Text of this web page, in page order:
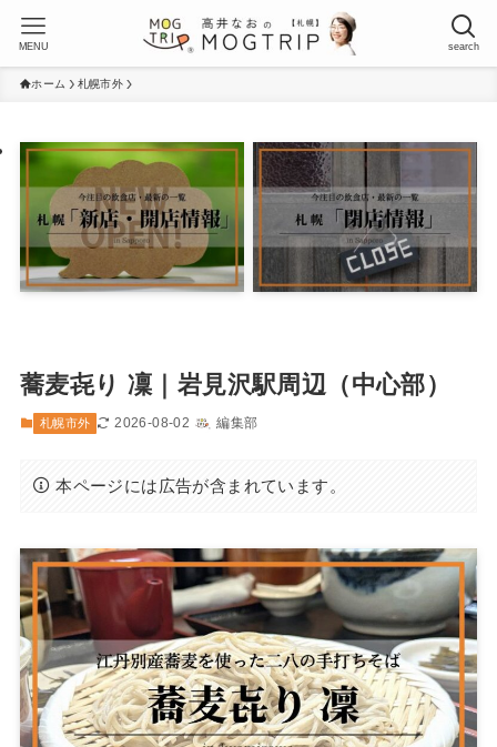
search
MENU
ホーム 札幌市外
蕎麦㐂り 凜｜岩見沢駅周辺（中心部）
札幌市外 2026-08-02 編集部
本ページには広告が含まれています。